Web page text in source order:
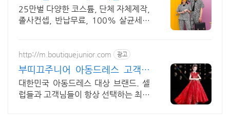
송 당일도착 택배대여
25만벌 다양한 코스튬, 단체 자체제작,
졸사컨셉, 반납무료, 100% 살균세탁
료
http://m.boutiquejunior.com 광고
부띠끄주니어 아동드레스 고객만
족 대상업체
대한민국 아동드레스 대상 브랜드. 셀
럽들과 고객님들이 항상 선택하는 최상